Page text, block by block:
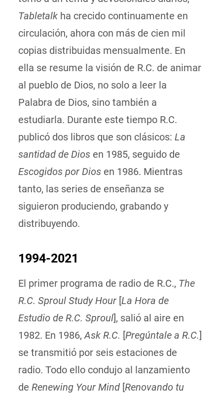
Tabletalk ha crecido continuamente en
circulación, ahora con más de cien mil
copias distribuidas mensualmente. En
ella se resume la visión de R.C. de animar
al pueblo de Dios, no solo a leer la
Palabra de Dios, sino también a
estudiarla. Durante este tiempo R.C.
publicó dos libros que son clásicos: La
santidad de Diosen 1985, seguido de
Escogidos por Diosen 1986. Mientras
tanto, las series de enseñanza se
siguieron produciendo, grabando y
distribuyendo.
1994-2021
El primer programa de radio de R.C., The
R.C. Sproul Study Hour [La Hora de
Estudio de R.C. Sproul], salió al aire en
1982. En 1986,Ask R.C. [Pregúntale a R.C.]
se transmitió por seis estaciones de
radio. Todo ello condujo al lanzamiento
de Renewing Your Mind [Renovando tu